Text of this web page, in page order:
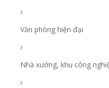
Văn phòng hiện đại
Nhà xưởng, khu công